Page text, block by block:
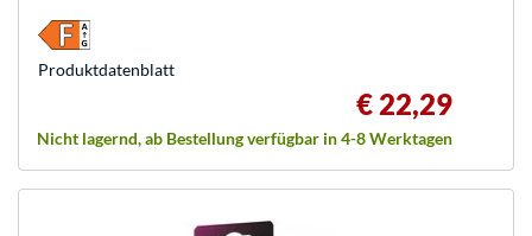
€ 22,29
Nicht lagernd, ab Bestellung verfügbar in 4-8 Werktagen
Produkt­datenblatt